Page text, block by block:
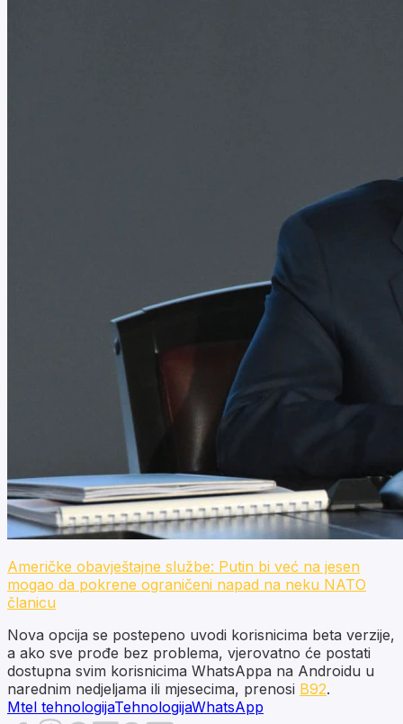
Američke obavještajne službe: Putin bi već na jesen
mogao da pokrene ograničeni napad na neku NATO
članicu
Nova opcija se postepeno uvodi korisnicima beta verzije,
a ako sve prođe bez problema, vjerovatno će postati
dostupna svim korisnicima WhatsAppa na Androidu u
narednim nedjeljama ili mjesecima, prenosi B92.
Mtel tehnologijaTehnologijaWhatsApp